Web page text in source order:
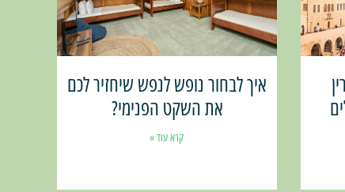
איך לבחור נופש לנפש שיחזיר לכם
את השקט הפנימי?
קרא עוד »